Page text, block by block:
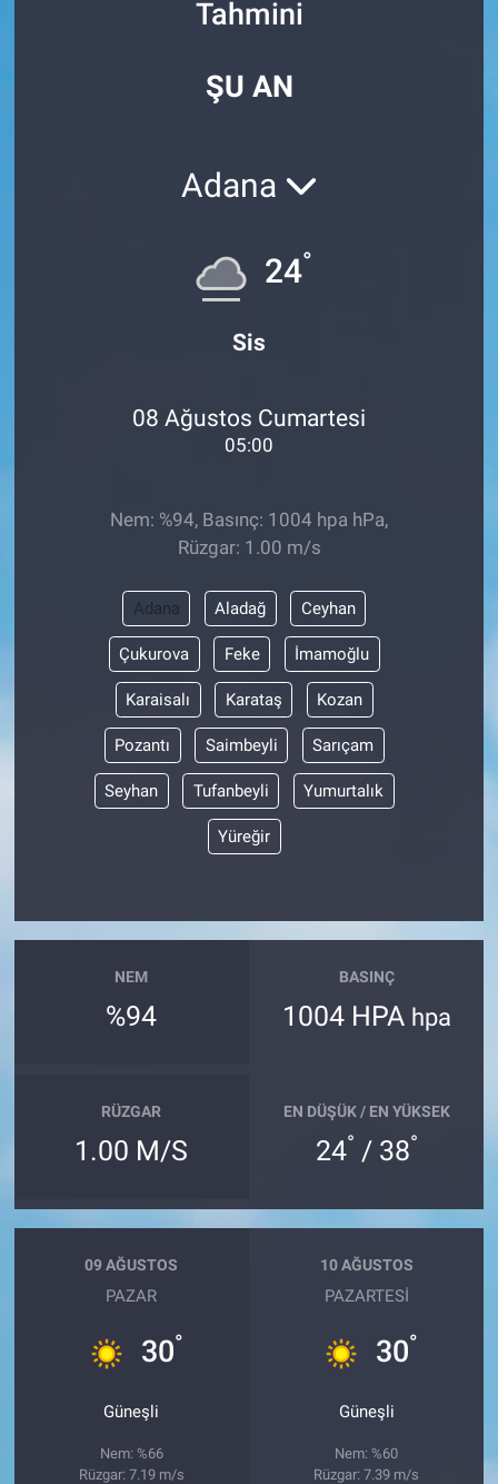
Tahmini
ŞU AN
Adana
24°
Sis
08 Ağustos Cumartesi
05:00
Nem: %94, Basınç: 1004 hpa hPa,
Rüzgar: 1.00 m/s
Adana Aladağ Ceyhan
Çukurova Feke İmamoğlu
Karaisalı Karataş Kozan
Pozantı Saimbeyli Sarıçam
Seyhan Tufanbeyli Yumurtalık
Yüreğir
NEM
%94
BASINÇ
1004 HPA hpa
RÜZGAR
1.00 M/S
EN DÜŞÜK / EN YÜKSEK
24° / 38°
09 AĞUSTOS
PAZAR
30°
Güneşli
Nem: %66
Rüzgar: 7.19 m/s
10 AĞUSTOS
PAZARTESI
30°
Güneşli
Nem: %60
Rüzgar: 7.39 m/s